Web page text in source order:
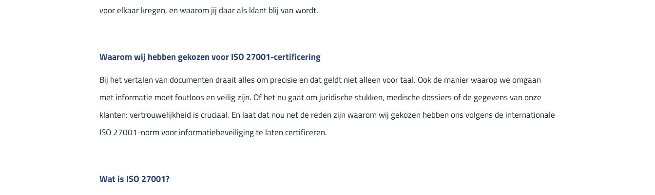
voor elkaar kregen, en waarom jij daar als klant blij van wordt.
Waarom wij hebben gekozen voor ISO 27001-certificering
Bij het vertalen van documenten draait alles om precisie en dat geldt niet alleen voor taal. Ook de manier waarop we omgaan
met informatie moet foutloos en veilig zijn. Of het nu gaat om juridische stukken, medische dossiers of de gegevens van onze
klanten: vertrouwelijkheid is cruciaal. En laat dat nou net de reden zijn waarom wij gekozen hebben ons volgens de internationale
ISO 27001-norm voor informatiebeveiliging te laten certificeren.
Wat is ISO 27001?